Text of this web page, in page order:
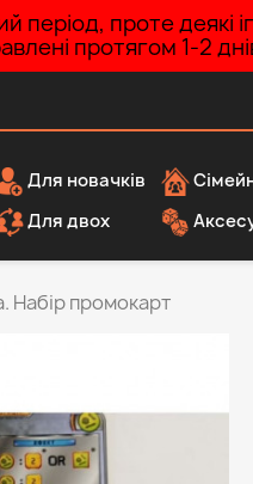
період, проте деякі
протягом 1-2
Для новачків
Для двох
промокарт